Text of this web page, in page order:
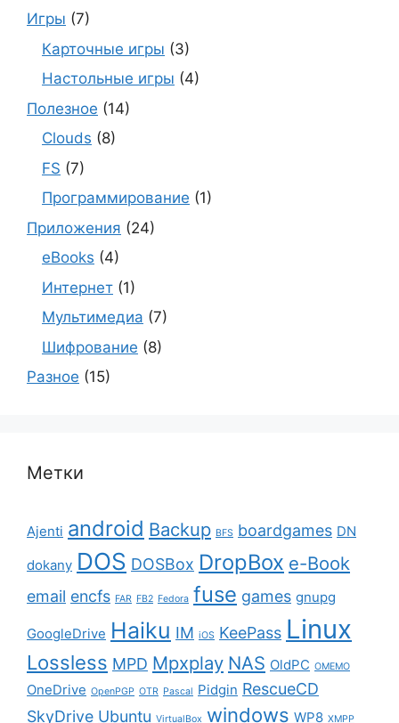
Игры (7)
Карточные игры (3)
Настольные игры (4)
Полезное (14)
Clouds (8)
FS (7)
Программирование (1)
Приложения (24)
eBooks (4)
Интернет (1)
Мультимедиа (7)
Шифрование (8)
Разное (15)
Метки
Ajenti android Backup BFS boardgames DN
dokany DOS DOSBox DropBox e-Book
email encfs FAR FB2 Fedora fuse games gnupg
GoogleDrive Haiku IM iOS KeePass Linux
Lossless MPD Mpxplay NAS OldPC OMEMO
OneDrive OpenPGP OTR Pascal Pidgin RescueCD
SkyDrive Ubuntu VirtualBox windows WP8 XMPP